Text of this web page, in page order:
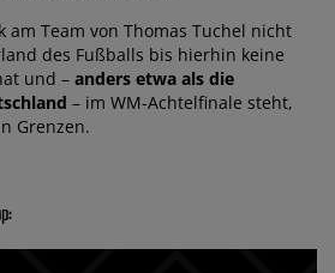
Team von Thomas Tuchel nicht
des Fußballs bis hierhin keine
und – anders etwa als die
– im WM-Achtelfinale steht,
Grenzen.